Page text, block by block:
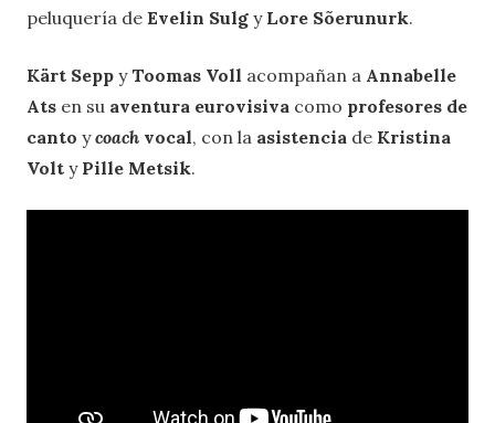
peluquería de Evelin Sulg y Lore Sõerunurk.
Kärt Sepp y Toomas Voll acompañan a Annabelle
Ats en su aventura eurovisiva como profesores de
canto ycoach vocal, con la asistencia de Kristina
Volt y Pille Metsik.